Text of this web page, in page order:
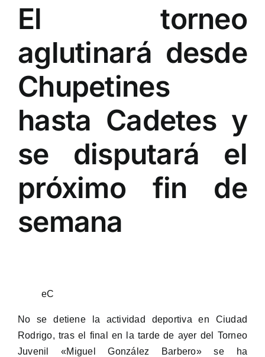
El torneo
aglutinará desde
Chupetines
hasta Cadetes y
se disputará el
próximo fin de
semana
eC
No se detiene la actividad deportiva en Ciudad
Rodrigo, tras el final en la tarde de ayer del Torneo
Juvenil «Miguel González Barbero» se ha